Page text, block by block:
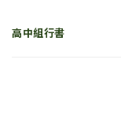
高中組行書